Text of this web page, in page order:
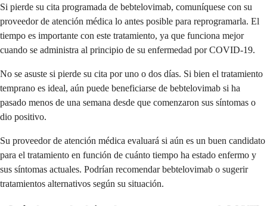
Si pierde su cita programada de bebtelovimab, comuníquese con su
proveedor de atención médica lo antes posible para reprogramarla. El
tiempo es importante con este tratamiento, ya que funciona mejor
cuando se administra al principio de su enfermedad por COVID-19.
No se asuste si pierde su cita por uno o dos días. Si bien el tratamiento
temprano es ideal, aún puede beneficiarse de bebtelovimab si ha
pasado menos de una semana desde que comenzaron sus síntomas o
dio positivo.
Su proveedor de atención médica evaluará si aún es un buen candidato
para el tratamiento en función de cuánto tiempo ha estado enfermo y
sus síntomas actuales. Podrían recomendar bebtelovimab o sugerir
tratamientos alternativos según su situación.